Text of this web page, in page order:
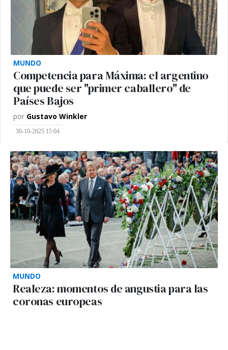
MUNDO
Competencia para Máxima: el argentino
que puede ser "primer caballero" de
Países Bajos
por Gustavo Winkler
30-10-2025 15:04
MUNDO
Realeza: momentos de angustia para las
coronas europeas